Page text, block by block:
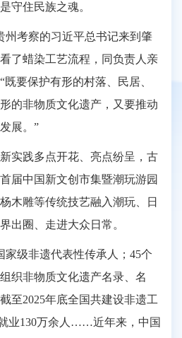
住民族之魂。
考察的习近平总书记来到肇
了蜡染工艺流程，同负责人亲
要保护有形的村落、民居、
的非物质文化遗产，又要推动
展。”
践多点开花、亮点纷呈，古
届中国新文创市集暨潮玩游园
木雕等传统技艺融入潮玩、日
出圈、走进大众日常。
级非遗代表性传承人；45个
织非物质文化遗产名录、名
至2025年底全国共建设非遗工
业130万余人……近年来，中国